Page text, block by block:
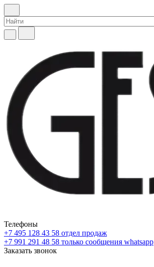
Телефоны
+7 495 128 43 58 отдел продаж
+7 991 291 48 58 только сообщения whatsapp
Заказать звонок